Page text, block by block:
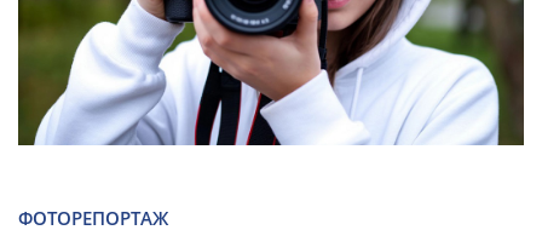
ФОТОРЕПОРТАЖ